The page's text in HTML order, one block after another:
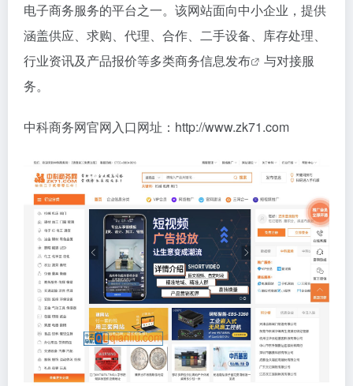
电子商务服务的平台之一。该网站面向中小企业，提供
涵盖供应、求购、代理、合作、二手设备、库存处理、
行业资讯及产品报价等多类商务信息发布
与对接服
务。
中科商务网官网入口网址：http://www.zk71.com